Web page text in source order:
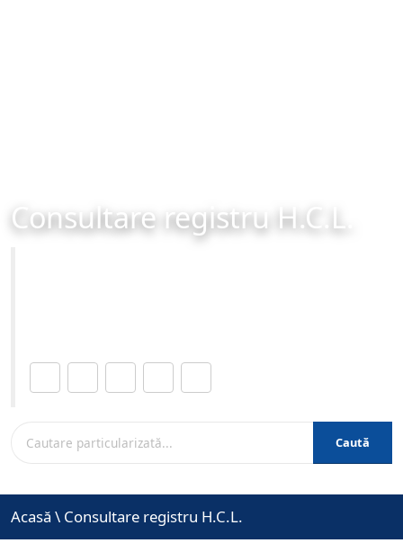
Consultare registru H.C.L.
Caută
Acasă \ Consultare registru H.C.L.